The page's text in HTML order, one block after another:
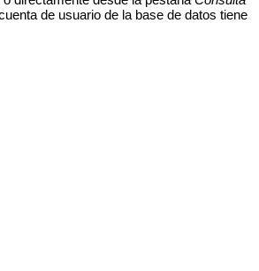
de usuario de la base de datos tiene